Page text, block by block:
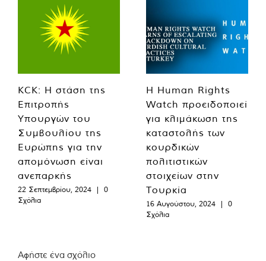
KCK: Η στάση της
Επιτροπής
Υπουργών του
Συμβουλίου της
Ευρώπης για την
απομόνωση είναι
ανεπαρκής
22 Σεπτεμβρίου, 2024 |
0
Σχόλια
Η Human Rights
Watch προειδοποιεί
για κλιμάκωση της
καταστολής των
κουρδικών
πολιτιστικών
στοιχείων στην
Τουρκία
16 Αυγούστου, 2024 |
0
Σχόλια
Αφήστε ένα σχόλιο